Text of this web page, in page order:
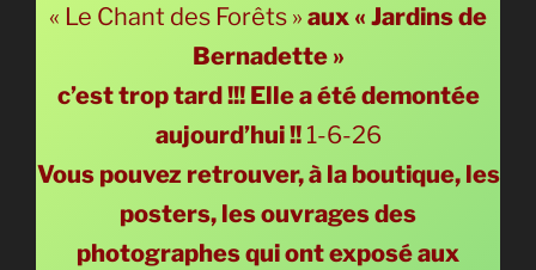
« Le Chant des Forêts » aux « Jardins de
Bernadette »
c’est trop tard !!! Elle a été demontée
aujourd’hui !!1-6-26
Vous pouvez retrouver, à la boutique, les
posters, les ouvrages des
photographes qui ont exposé aux